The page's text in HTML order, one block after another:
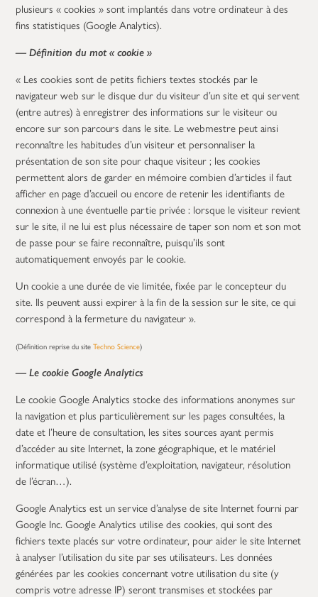
plusieurs « cookies » sont implantés dans votre ordinateur à des
fins statistiques (Google Analytics).
— Définition du mot « cookie »
« Les cookies sont de petits fichiers textes stockés par le
navigateur web sur le disque dur du visiteur d’un site et qui servent
(entre autres) à enregistrer des informations sur le visiteur ou
encore sur son parcours dans le site. Le webmestre peut ainsi
reconnaître les habitudes d’un visiteur et personnaliser la
présentation de son site pour chaque visiteur ; les cookies
permettent alors de garder en mémoire combien d’articles il faut
afficher en page d’accueil ou encore de retenir les identifiants de
connexion à une éventuelle partie privée : lorsque le visiteur revient
sur le site, il ne lui est plus nécessaire de taper son nom et son mot
de passe pour se faire reconnaître, puisqu’ils sont
automatiquement envoyés par le cookie.
Un cookie a une durée de vie limitée, fixée par le concepteur du
site. Ils peuvent aussi expirer à la fin de la session sur le site, ce qui
correspond à la fermeture du navigateur ».
(Définition reprise du siteTechno Science)
— Lecookie Google Analytics
Le cookie Google Analytics stocke des informations anonymes sur
la navigation et plus particulièrement sur les pages consultées, la
date et l’heure de consultation, les sites sources ayant permis
d’accéder au site Internet, la zone géographique, et le matériel
informatique utilisé (système d’exploitation, navigateur, résolution
de l’écran…).
Google Analytics est un service d’analyse de site Internet fourni par
Google Inc. Google Analytics utilise des cookies, qui sont des
fichiers texte placés sur votre ordinateur, pour aider le site Internet
à analyser l’utilisation du site par ses utilisateurs. Les données
générées par les cookies concernant votre utilisation du site (y
compris votre adresse IP) seront transmises et stockées par